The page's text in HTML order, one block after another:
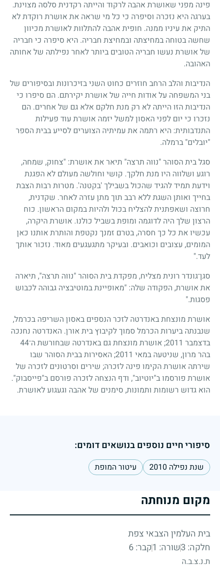
פינה מפני שאושרת אהבה לרקוד והייתה רקדנית סלסה מצוינת.
בערגה היא נזכרה וסיפרה כי כל מי שראה את אושרת רוקדת לא
התיק את עיניו ממנה. חופית אהבה להתלוות לאושרת מכיוון
שחשה בטוחה במחיצתה ובמחיצת חבריה. היא סיפרה כי חבריה
של אושרת נעשו חבריה הטובים ביותר לאחר נפילתה של אחותה
האהובה.
הנדיבות והלב הרחב חוזרים כחוט השני בזיכרונות ובסיפורים של
בני המשפחה על אודות חייה של אושרת יקירתם. הם סיפרו כי
הנדיבות הזו הייתה לא רק מנת חלקם אלא גם של אחרים. הם
נזכרו כי יום לפני האסון למשל יזמה אושרת עוד פעילות
התנדבותית: היא רתמה את עמיתיה הצוערים לסייע בבית הספר
"יובלים" ברמלה.
סגל בית הסוהר "נווה תרצה" תיאר את אושרת: "צחוק, שמחה,
רוגע ושלווה היו מנת חלקך. קושי וחולשה מעולם לא הפגנת
וידעת תמיד להגיד שהכול בשבילך 'בקטנה'. מטרות רבות הצבת
בחייך ואותן השגת ללא רבב תוך מתן עזרה לאחר. שקדנית,
חרוצה ושאפתנית להצליח בכול ולהיות במקום הראשון. כוח
הרצון שלך היה לדוגמה ומופת בשביל כולנו. אושרת היקרה,
עכשיו את כל כך חסרה, בטרם זמנך נקטפת והותרת אותנו כאן
המומים, עצובים וכואבים. ובעיקר מתגעגעים מאוד. נזכור אותך
לעד."
סגן־גונדר רונית מצליח, מפקדת בית הסוהר "נווה תרצה", תיארה
את אושרת, הפקודה שלה: "מאופיינת במוטיבציה גבוהה לכבוש
פסגות."
אושרת מונצחת באנדרטה לזכר הנספים באסון השריפה בכרמל,
שנבנתה ביערות הכרמל סמוך לקיבוץ בית אורן. האנדרטה נחנכה
בדצמבר 2011; אושרת מונצחת גם באנדרטה שבחורשת ה־44
בהר מרון, שניטעה במאי 2011; האסירות בבית הסוהר שבו
שירתה אושרת הקימו פינה לזכרה; שירים וסרטונים לזכרה של
אושרת פורסמו ב"יוטיוב", ודף הנצחה לזכרה פורסם ב"פייסבוק".
הוא גדוש רשומות ותמונות, סימנים של אהבה וגעגוע לאושרת.
סיפורי חיים נוספים בנושאים דומים:
שנת נפילה 2010 עיטור המופת
מקום מנוחתה
בית העלמין הצבאי צפת
חלקה: 3
שורה: 1 קבר: 6
ת.נ.צ.ב.ה